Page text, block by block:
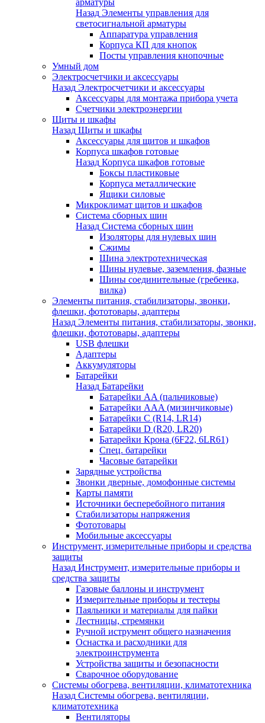
арматуры
Назад Элементы управления для
светосигнальной арматуры
Аппаратура управления
Корпуса КП для кнопок
Посты управления кнопочные
Умный дом
Электросчетчики и аксессуары
Назад Электросчетчики и аксессуары
Аксессуары для монтажа прибора учета
Счетчики электроэнергии
Щиты и шкафы
Назад Щиты и шкафы
Аксессуары для щитов и шкафов
Корпуса шкафов готовые
Назад Корпуса шкафов готовые
Боксы пластиковые
Корпуса металлические
Ящики силовые
Микроклимат щитов и шкафов
Система сборных шин
Назад Система сборных шин
Изоляторы для нулевых шин
Сжимы
Шина электротехническая
Шины нулевые, заземления, фазные
Шины соединительные (гребенка,
вилка)
Элементы питания, стабилизаторы, звонки,
флешки, фототовары, адаптеры
Назад Элементы питания, стабилизаторы, звонки,
флешки, фототовары, адаптеры
USB флешки
Адаптеры
Аккумуляторы
Батарейки
Назад Батарейки
Батарейки AA (пальчиковые)
Батарейки AAA (мизинчиковые)
Батарейки C (R14, LR14)
Батарейки D (R20, LR20)
Батарейки Крона (6F22, 6LR61)
Спец. батарейки
Часовые батарейки
Зарядные устройства
Звонки дверные, домофонные системы
Карты памяти
Источники бесперебойного питания
Стабилизаторы напряжения
Фототовары
Мобильные аксессуары
Инструмент, измерительные приборы и средства
защиты
Назад Инструмент, измерительные приборы и
средства защиты
Газовые баллоны и инструмент
Измерительные приборы и тестеры
Паяльники и материалы для пайки
Лестницы, стремянки
Ручной иструмент общего назначения
Оснастка и расходники для
электроинструмента
Устройства защиты и безопасности
Сварочное оборудование
Системы обогрева, вентиляции, климатотехника
Назад Системы обогрева, вентиляции,
климатотехника
Вентиляторы